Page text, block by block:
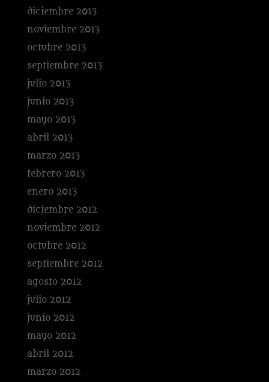
diciembre 2013
noviembre 2013
octubre 2013
septiembre 2013
julio 2013
junio 2013
mayo 2013
abril 2013
marzo 2013
febrero 2013
enero 2013
diciembre 2012
noviembre 2012
octubre 2012
septiembre 2012
agosto 2012
julio 2012
junio 2012
mayo 2012
abril 2012
marzo 2012